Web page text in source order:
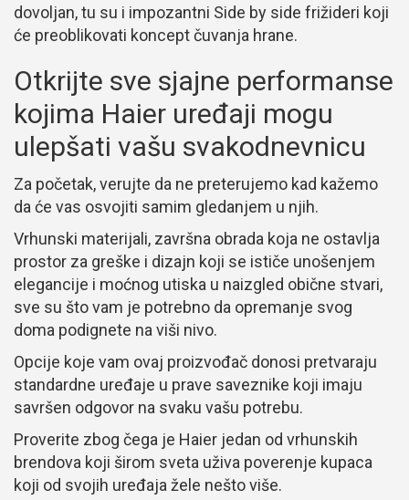
dovoljan, tu su i impozantni Side by side frižideri koji
će preoblikovati koncept čuvanja hrane.
Otkrijte sve sjajne performanse
kojima Haier uređaji mogu
ulepšati vašu svakodnevnicu
Za početak, verujte da ne preterujemo kad kažemo
da će vas osvojiti samim gledanjem u njih.
Vrhunski materijali, završna obrada koja ne ostavlja
prostor za greške i dizajn koji se ističe unošenjem
elegancije i moćnog utiska u naizgled obične stvari,
sve su što vam je potrebno da opremanje svog
doma podignete na viši nivo.
Opcije koje vam ovaj proizvođač donosi pretvaraju
standardne uređaje u prave saveznike koji imaju
savršen odgovor na svaku vašu potrebu.
Proverite zbog čega je Haier jedan od vrhunskih
brendova koji širom sveta uživa poverenje kupaca
koji od svojih uređaja žele nešto više.